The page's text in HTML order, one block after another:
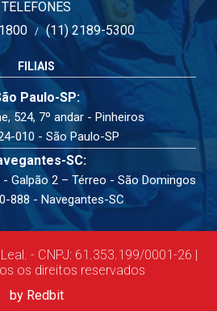
TELEFONES
/(11) 2189-5300
FILIAIS
Paulo-SP:
524, 7º andar - Pinheiros
010 - São Paulo-SP
SC:
- Galpão 2 – Térreo - São Domingos
888 - Navegantes-SC
- CNPJ: 61.353.199/0001-26 |
os direitos reservados
by Redbit